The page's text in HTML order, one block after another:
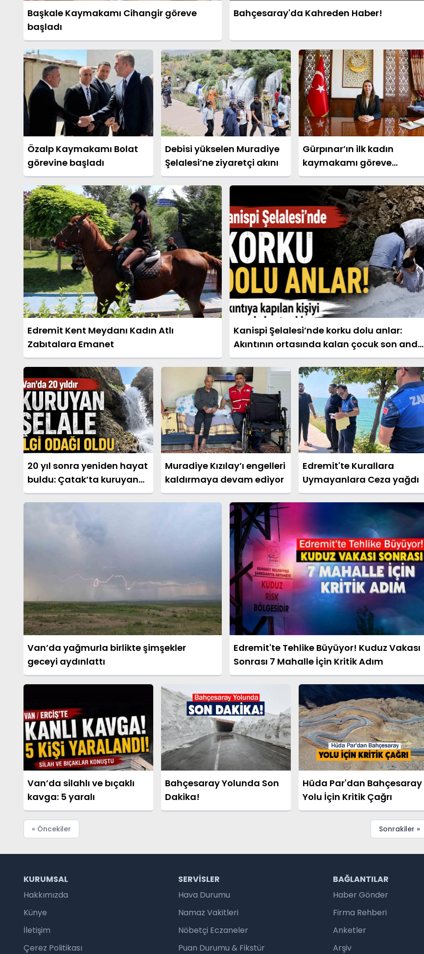
Başkale Kaymakamı Cihangir göreve
başladı
Bahçesaray'da Kahreden Haber!
Özalp Kaymakamı Bolat
görevine başladı
Debisi yükselen Muradiye
Şelalesi’ne ziyaretçi akını
Gürpınar’ın ilk kadın
kaymakamı göreve
başladı
Edremit Kent Meydanı Kadın Atlı
Zabıtalara Emanet
Kanispi Şelalesi’nde korku dolu anlar:
Akıntının ortasında kalan çocuk son anda
kurtarıldı
20 yıl sonra yeniden hayat
buldu: Çatak’ta kuruyan
su kaynağı akmaya
Muradiye Kızılay’ı engelleri
kaldırmaya devam ediyor
Edremit'te Kurallara
Uymayanlara Ceza yağdı
Van’da yağmurla birlikte şimşekler
geceyi aydınlattı
Edremit'te Tehlike Büyüyor! Kuduz Vakası
Sonrası 7 Mahalle İçin Kritik Adım
Van’da silahlı ve bıçaklı
kavga: 5 yaralı
Bahçesaray Yolunda Son
Dakika!
Hüda Par'dan Bahçesaray
Yolu İçin Kritik Çağrı
« Öncekiler Sonrakiler »
KURUMSAL
Hakkımızda
Künye
İletişim
Çerez Politikası
SERVISLER
Hava Durumu
Namaz Vakitleri
Nöbetçi Eczaneler
Puan Durumu & Fikstür
BAĞLANTILAR
Haber Gönder
Firma Rehberi
Anketler
Arşiv